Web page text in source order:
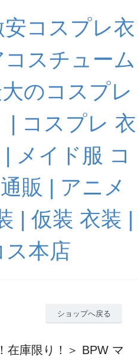
コスプレ衣
スチューム
のコスプレ
| コスプレ 衣
メイド服 コ
販 | アニメ
| 仮装 衣装 |
ス本店
ショップへ戻る
在庫限り！＞ BPW マ